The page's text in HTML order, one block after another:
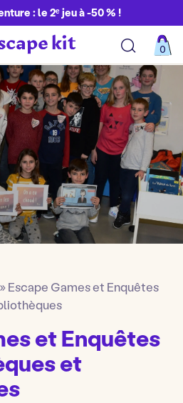
: le 2ᵉ jeu à -50 % !
0
»Escape Games et Enquêtes
et Enquêtes
et
Découvrir toutes nos aventures